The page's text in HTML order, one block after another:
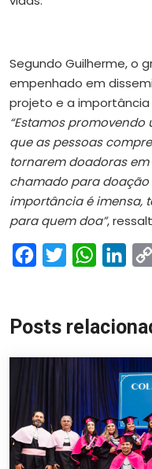
Segundo Guilherme, o
empenhado em
projeto e a
“Estamos
que as pessoas
tornarem doadoras
chamado para doação
importância é imensa,
para quem doa”,
FacebookTwitter
Posts